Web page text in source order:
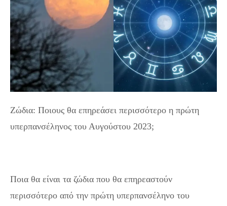
Ζώδια: Ποιους θα επηρεάσει περισσότερο η πρώτη
υπερπανσέληνος του Αυγούστου 2023;
Ποια θα είναι τα ζώδια που θα επηρεαστούν
περισσότερο από την πρώτη υπερπανσέληνο του